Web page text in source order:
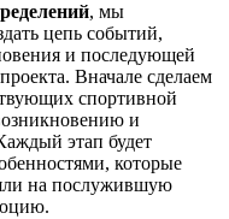
, мы
цепь событий,
и последующей
Вначале сделаем
спортивной
и
этап будет
которые
на послужившую